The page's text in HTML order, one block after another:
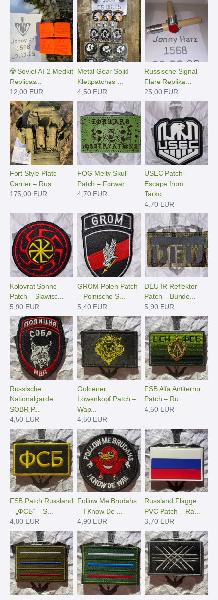
☢️ Soviet AI-2 Medkit
Replicas...
12,00 EUR
Metal Gear Solid
Klettpatches ...
4,50 EUR
Russische Signal
Flare Replika...
25,00 EUR
Fort Style Plate
Carrier – Rus...
175,00 EUR
FOG Melty Skull
Patch – Forwar...
4,70 EUR
USEC Patch –
Escape from
Tarko...
4,70 EUR
Kolovrat Sonne
Patch – Slawisc...
5,90 EUR
GROM Polen Patch
– Polnische S...
5,40 EUR
DEU IR Reflektor
Patch – Bunde...
5,90 EUR
Russische
Nationalgarde
SOBR P...
4,50 EUR
Goldener
Löwenkopf Patch –
Wap...
4,50 EUR
FSB Alfa Antiterror
Patch – Ru...
4,50 EUR
FSB Patch Russland
– „ФСБ“ – S...
4,80 EUR
Follow Me Brudahs
– I Know De ...
4,90 EUR
Russland Flagge
PVC Patch – Ra...
3,70 EUR